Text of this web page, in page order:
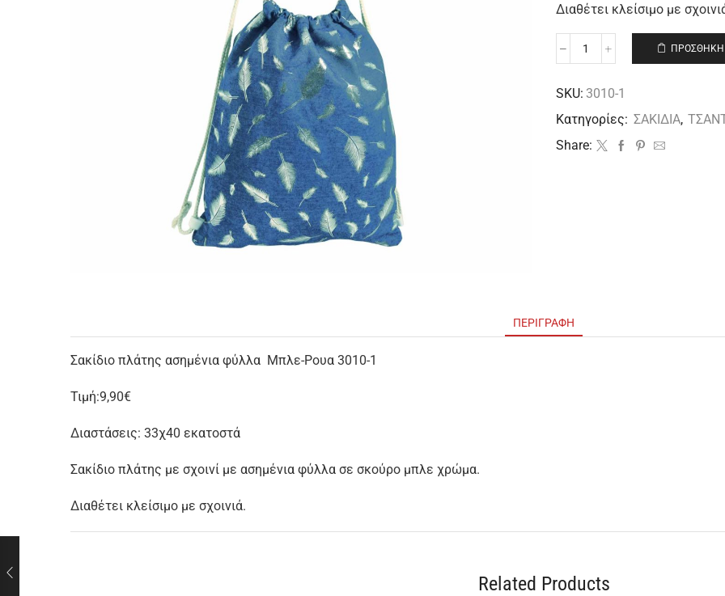
Διαθέτει κλείσιμο με
ΠΡΟΣΘΉΚΗ
SKU: 3010-1
Κατηγορίες: ΣΑΚΙΔΙΑ,
Share:
ΠΕΡΙΓΡΑΦΉ
Σακίδιο πλάτης ασημένια φύλλα Μπλε-Ρουα 3010-1
Τιμή:9,90€
Διαστάσεις: 33χ40 εκατοστά
Σακίδιο πλάτης με σχοινί με ασημένια φύλλα σε σκούρο μπλε χρώμα.
Διαθέτει κλείσιμο με σχοινιά.
Related Products